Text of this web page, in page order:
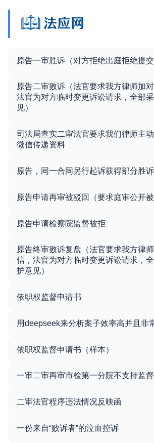
原告一审胜诉（对方拒绝出庭拒绝提交
原告二审败诉（法官要求我方律师加对
法官为对方临时变更诉讼请求，全部
见）
司法局查实二审法官要求我们律师主
微信传递资料
原告，同一合同另行起诉获得部分胜诉
原告申请再审被驳回（要求庭审公开被
原告申请检察院监督被拒
原告终审败诉复盘（法官要求我方律
信，法官为对方临时变更诉讼请求，
护意见）
依职权监督申请书
用deepseek来分析案子效率高并且非
依职权监督申请书（样本）
一审二审再审市检第一分院不支持监
二审法官程序违法情况反映函
一份来自“败诉者”的泣血控诉